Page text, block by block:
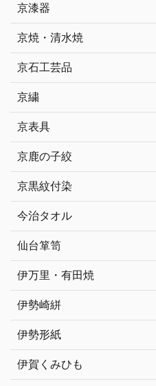
京漆器
京焼・清水焼
京石工芸品
京繍
京表具
京鹿の子絞
京黒紋付染
今治タオル
仙台箪笥
伊万里・有田焼
伊勢崎絣
伊勢形紙
伊賀くみひも